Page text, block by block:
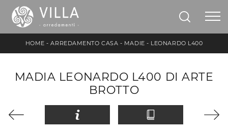
HOME -ARREDAMENTO CASA - MADIE - LEONARDO L400
MADIA LEONARDO L400 DI ARTE
BROTTO